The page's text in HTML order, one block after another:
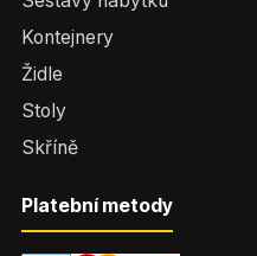
Kontejnery
Židle
Stoly
Skříně
Platební metody